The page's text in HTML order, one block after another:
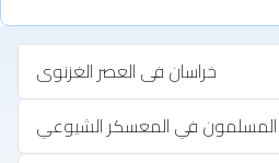
خراسان فى العصر الغزنوى
المسلمون في المعسكر الشيوعي